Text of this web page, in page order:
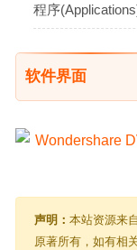
程序
软件界面
声明： 本站资源来
原著所有，如有相